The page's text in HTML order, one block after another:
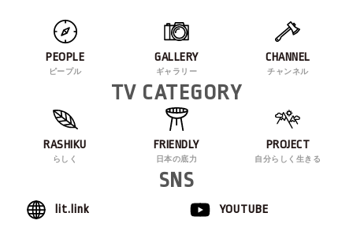
PEOPLE
ピープル
GALLERY
ギャラリー
CHANNEL
チャンネル
TV CATEGORY
RASHIKU
らしく
FRIENDLY
日本の底力
PROJECT
自分らしく生きる
SNS
lit.link YOUTUBE